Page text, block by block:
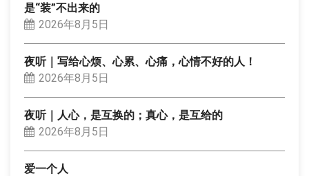
是“装”不出来的
2026年8月5日
夜听｜写给心烦、心累、心痛，心情不好的人！
2026年8月5日
夜听｜人心，是互换的；真心，是互给的
2026年8月5日
爱一个人